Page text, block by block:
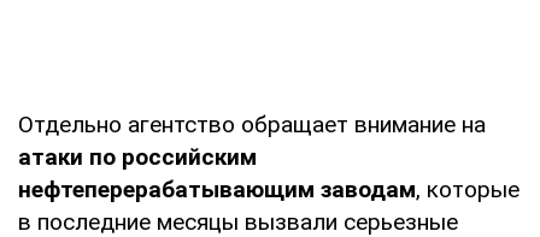
Отдельно агентство обращает внимание на
атаки по российским
нефтеперерабатывающим заводам, которые
в последние месяцы вызвали серьезные